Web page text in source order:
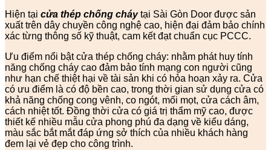
Hiện tại cửa thép chống cháytại Sài Gòn Door được sản
xuất trên dây chuyền công nghệ cao, hiện đại đảm bảo chính
xác từng thông số kỹ thuật, cam kết đạt chuẩn cục PCCC.
Ưu điểm nổi bật cửa thép chống cháy: nhằm phát huy tính
năng chống cháy cao đảm bảo tính mạng con người cũng
như hạn chế thiệt hại về tài sản khi có hỏa hoạn xảy ra. Cửa
có ưu điểm là có độ bền cao, trong thời gian sử dụng cửa có
khả năng chống cong vênh, co ngót, mối mọt, cửa cách âm,
cách nhiệt tốt. Đồng thời cửa có giá trị thẩm mỹ cao, được
thiết kế nhiều mẫu cửa phong phú đa dạng về kiểu dáng,
màu sắc bắt mắt đáp ứng sở thích của nhiều khách hàng
đem lại vẻ đẹp cho công trình.